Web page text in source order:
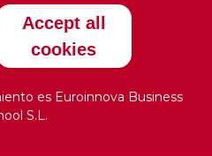
Accept all
cookies
es Euroinnova Business
S.L.